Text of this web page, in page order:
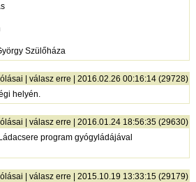
Szülőháza
|válasz erre | 2016.02.26 00:16:14 (29728)
helyén.
|válasz erre | 2016.01.24 18:56:35 (29630)
program gyógyládájával
|válasz erre | 2015.10.19 13:33:15 (29179)